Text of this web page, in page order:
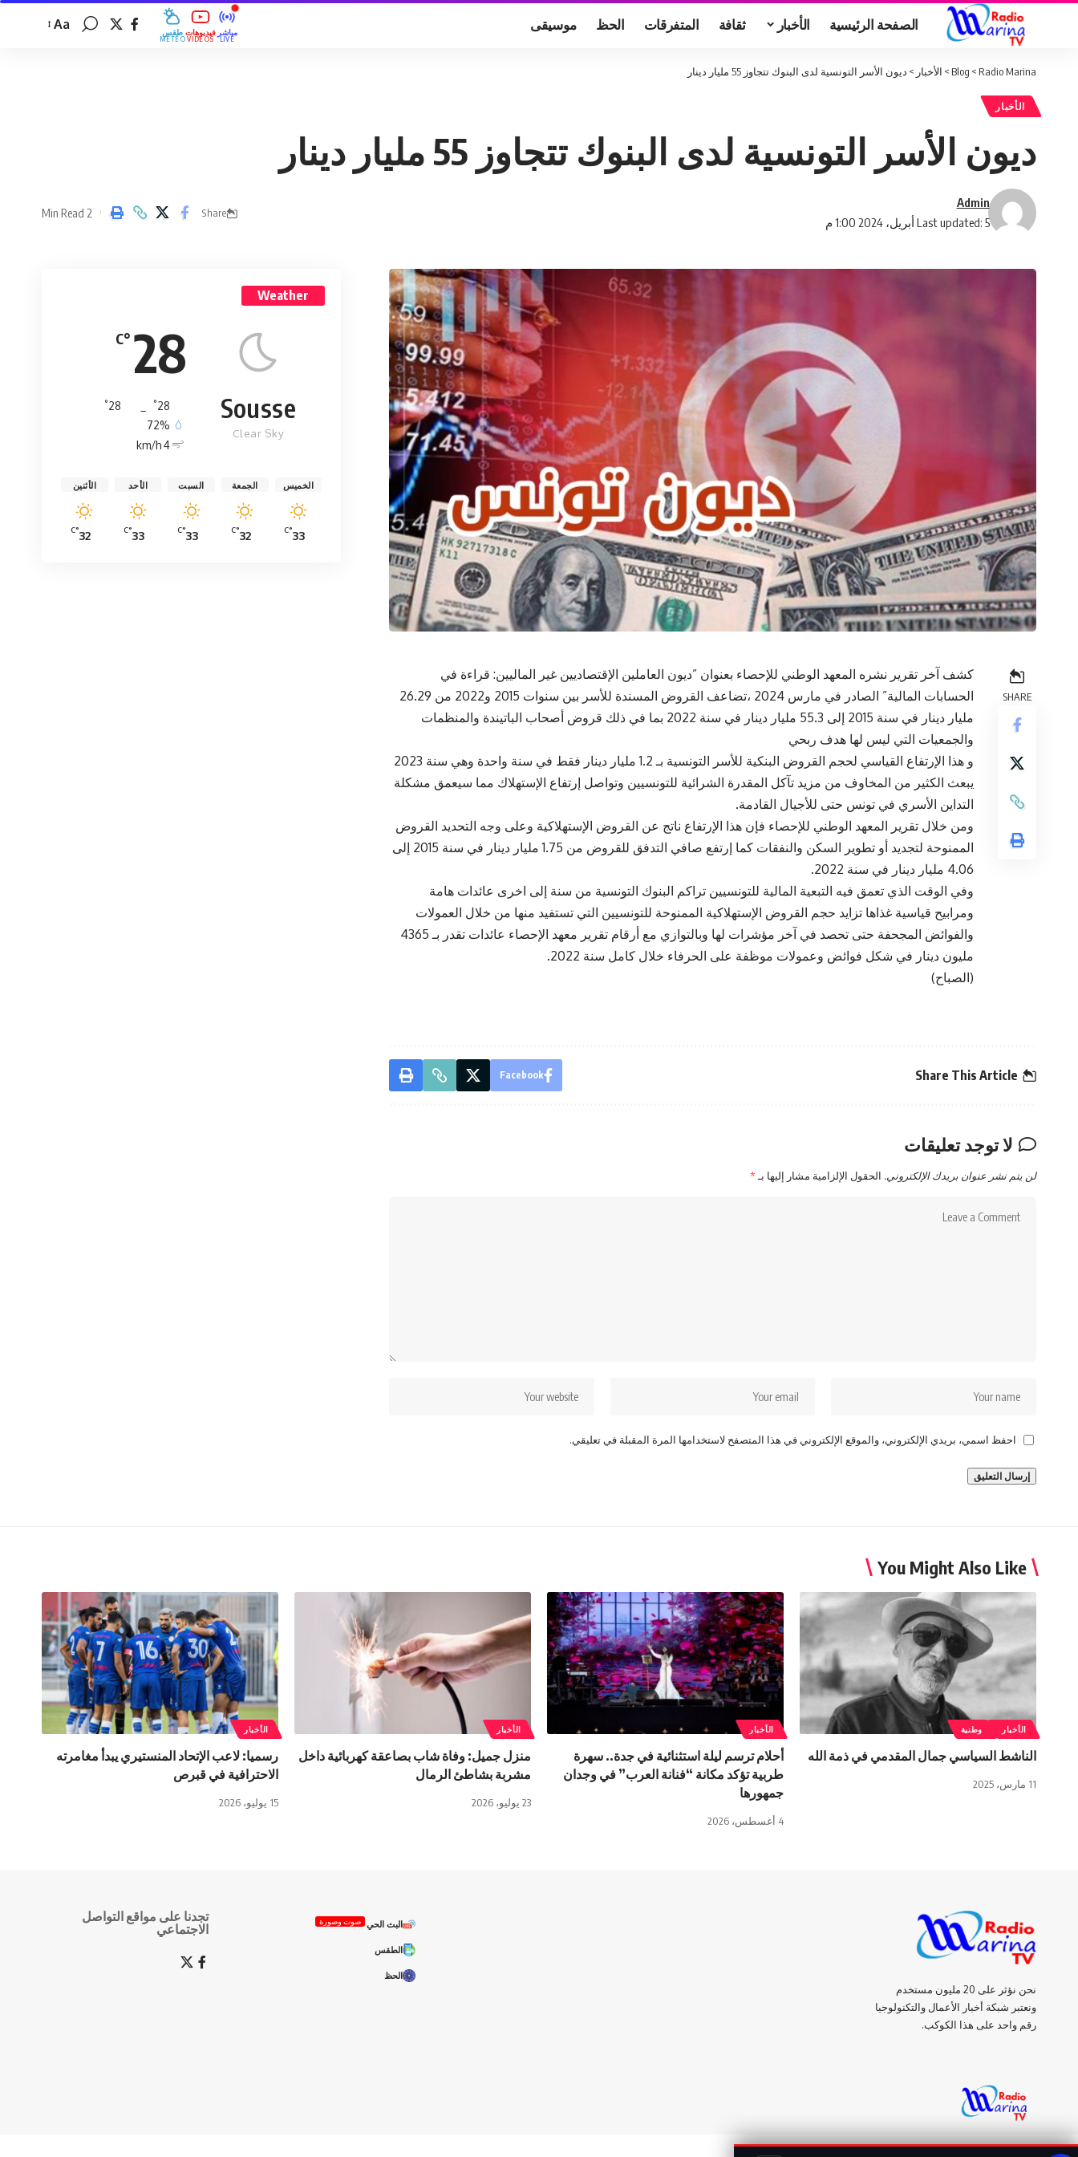
الصفحة الرئيسية الأخبار ثقافة المتفرقات الحظ موسيقى طقس
MÉTÉO
فيديوهات
VIDÉOS
مباشر
LIVE
Aa
Radio Marina
>
Blog
> الأخبار > ديون الأسر التونسية لدى البنوك تتجاوز 55 مليار دينار
الأخبار
ديون الأسر التونسية لدى البنوك تتجاوز 55 مليار دينار
Last updated: 5 أبريل، 2024 1:00 م
Admin
Share
2 Min Read
SHARE
كشف آخر تقرير نشره المعهد الوطني للإحصاء بعنوان ”ديون العاملين الإقتصاديين غير الماليين: قراءة في
الحسابات المالية” الصادر في مارس 2024 ،تضاعف القروض المسندة للأسر بين سنوات 2015 و2022 من 26.29
مليار دينار في سنة 2015 إلى 55.3 مليار دينار في سنة 2022 بما في ذلك قروض أصحاب الباتيندة والمنظمات
والجمعيات التي ليس لها هدف ربحي
و هذا الإرتفاع القياسي لحجم القروض البنكية للأسر التونسية بـ 1.2 مليار دينار فقط في سنة واحدة وهي سنة 2023
يبعث الكثير من المخاوف من مزيد تآكل المقدرة الشرائية للتونسيين وتواصل إرتفاع الإستهلاك مما سيعمق مشكلة
التداين الأسري في تونس حتى للأجيال القادمة.
ومن خلال تقرير المعهد الوطني للإحصاء فإن هذا الإرتفاع ناتج عن القروض الإستهلاكية وعلى وجه التحديد القروض
الممنوحة لتجديد أو تطوير السكن والنفقات كما إرتفع صافي التدفق للقروض من 1.75 مليار دينار في سنة 2015 إلى
4.06 مليار دينار في سنة 2022.
وفي الوقت الذي تعمق فيه التبعية المالية للتونسيين تراكم البنوك التونسية من سنة إلى اخرى عائدات هامة
ومرابيح قياسية غذاها تزايد حجم القروض الإستهلاكية الممنوحة للتونسيين التي تستفيد منها من خلال العمولات
والفوائض المجحفة حتى تحصد في آخر مؤشرات لها وبالتوازي مع أرقام تقرير معهد الإحصاء عائدات تقدر بـ 4365
مليون دينار في شكل فوائض وعمولات موظفة على الحرفاء خلال كامل سنة 2022.
(الصباح)
Share This Article
Facebook
لا توجد تعليقات
لن يتم نشر عنوان بريدك الإلكتروني. الحقول الإلزامية مشار إليها بـ*
احفظ اسمي، بريدي الإلكتروني، والموقع الإلكتروني في هذا المتصفح لاستخدامها المرة المقبلة في تعليقي.
Weather
28
°C
Sousse
Clear Sky
28
°
28
°
72%
4 km/h
الخميس
33
°C
الجمعة
32
°C
السبت
33
°C
الأحد
33
°C
الأثنين
32
°C
You Might Also Like
الأخبار وطنية
الناشط السياسي جمال المقدمي في ذمة الله
11 مارس، 2025
الأخبار
أحلام ترسم ليلة استثنائية في جدة.. سهرة
طربية تؤكد مكانة “فنانة العرب” في وجدان
جمهورها
4 أغسطس، 2026
الأخبار
منزل جميل: وفاة شاب بصاعقة كهربائية داخل
مشربة بشاطئ الرمال
23 يوليو، 2026
الأخبار
رسميا: لاعب الإتحاد المنستيري يبدأ مغامرته
الاحترافية في قبرص
15 يوليو، 2026
نحن نؤثر على 20 مليون مستخدم
ونعتبر شبكة أخبار الأعمال والتكنولوجيا
رقم واحد على هذا الكوكب.
البث الحي صوت وصورة
الطقس
الحظ
تجدنا على مواقع التواصل
الاجتماعي